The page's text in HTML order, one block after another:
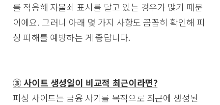
를 적용해 자물쇠 표시를 달고 있는 경우가 많기 때문
이에요. 그러니 아래 몇 가지 사항도 꼼꼼히 확인해 피
싱 피해를 예방하는 게 좋답니다.
③ 사이트 생성일이 비교적 최근이라면?
피싱 사이트는 금융 사기를 목적으로 최근에 생성된